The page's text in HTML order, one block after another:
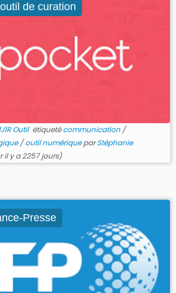
de curation
Outil étiquetécommunication /
/outil numériqueparStéphanie
il y a 2257 jours)
Presse